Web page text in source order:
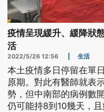
疫情呈現緩升、緩降狀
活
2022/5/26 12:56 生活
本土疫情多日停留在單
原期。對此有醫師就表
勢，但中南部的病例數
仍可能持8到10幾天，